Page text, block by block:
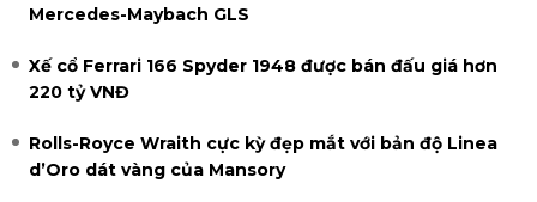
Mercedes-Maybach GLS
Xế cổ Ferrari 166 Spyder 1948 được bán đấu giá hơn
220 tỷ VNĐ
Rolls-Royce Wraith cực kỳ đẹp mắt với bản độ Linea
d’Oro dát vàng của Mansory